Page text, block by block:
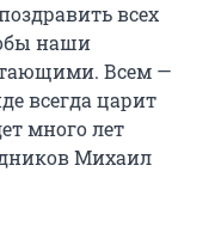
всех
наши
Всем —
всегда царит
много лет
Михаил